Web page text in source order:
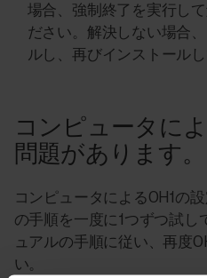
場合、強制終了を実行し
ださい。解決しない場合
ルし、再びインストールし
コンピュータに
問題があります。
コンピュータによるOH1の
の手順を一度に1つずつ試し
ュアルの手順に従い、再度
い。